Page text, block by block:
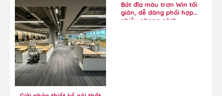
Bát đĩa màu trơn Win tối
giản, dễ dàng phối hợp
nhiều phong cách